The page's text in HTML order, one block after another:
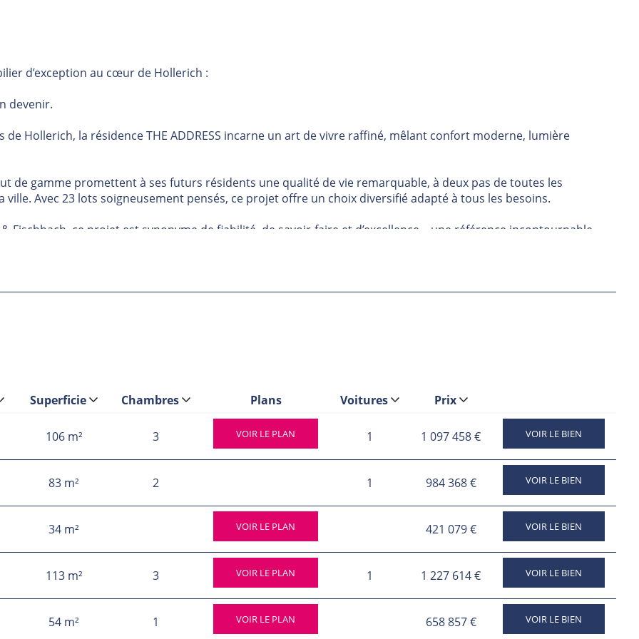
d’exception au cœur de Hollerich :
devenir.
Hollerich, la résidence THE ADDRESS incarne un art de vivre raffiné, mêlant confort moderne, lumière
de gamme promettent à ses futurs résidents une qualité de vie remarquable, à deux pas de toutes les
Avec 23 lots soigneusement pensés, ce projet offre un choix diversifié adapté à tous les besoins.
ce projet est synonyme de fiabilité, de savoir-faire et d’excellence – une référence incontournable
a été pensé pour créer un cadre de vie durable, harmonieux et fonctionnel.
de qualité ou d’un investissement à forte valeur ajoutée, la résidence THE ADDRESS constitue une occasion
des aides étatiques, ainsi que de la confirmation du montant par l’administration compétente.
Superficie Chambres Plans Voitures Prix
106 m² 3 VOIR LE PLAN 1 1 097 458 € VOIR LE BIEN
83 m² 2 1 984 368 € VOIR LE BIEN
34 m² VOIR LE PLAN 421 079 € VOIR LE BIEN
113 m² 3 VOIR LE PLAN 1 1 227 614 € VOIR LE BIEN
54 m² 1 VOIR LE PLAN 658 857 € VOIR LE BIEN